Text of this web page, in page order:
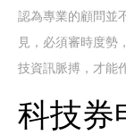
認為專業的顧問並
見，必須審時度勢
技資訊脈搏，才能
科技券